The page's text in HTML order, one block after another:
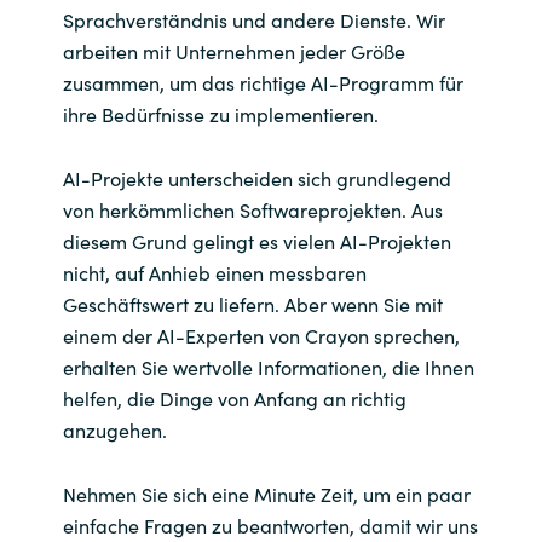
Sprachverständnis und andere Dienste. Wir
arbeiten mit Unternehmen jeder Größe
zusammen, um das richtige AI-Programm für
ihre Bedürfnisse zu implementieren.
AI-Projekte unterscheiden sich grundlegend
von herkömmlichen Softwareprojekten. Aus
diesem Grund gelingt es vielen AI-Projekten
nicht, auf Anhieb einen messbaren
Geschäftswert zu liefern. Aber wenn Sie mit
einem der AI-Experten von Crayon sprechen,
erhalten Sie wertvolle Informationen, die Ihnen
helfen, die Dinge von Anfang an richtig
anzugehen.
Nehmen Sie sich eine Minute Zeit, um ein paar
einfache Fragen zu beantworten, damit wir uns